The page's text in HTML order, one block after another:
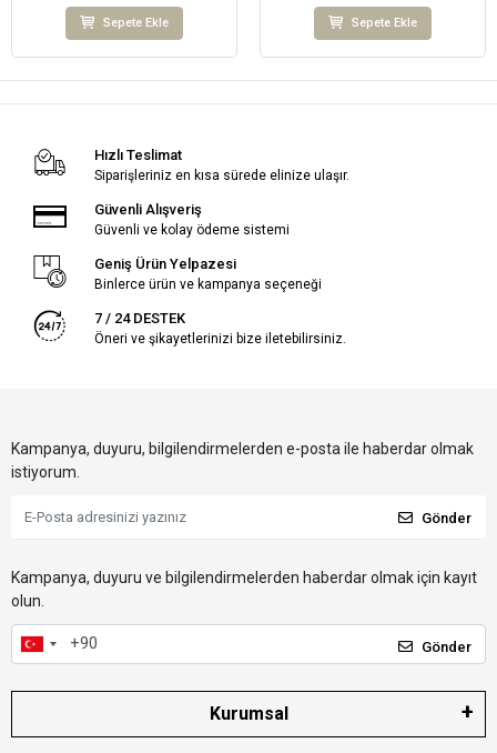
Sepete Ekle Sepete Ekle
Hızlı Teslimat
Siparişleriniz en kısa sürede elinize ulaşır.
Güvenli Alışveriş
Güvenli ve kolay ödeme sistemi
Geniş Ürün Yelpazesi
Binlerce ürün ve kampanya seçeneği
7 / 24 DESTEK
Öneri ve şikayetlerinizi bize iletebilirsiniz.
Kampanya, duyuru, bilgilendirmelerden e-posta ile haberdar olmak
istiyorum.
Gönder
Kampanya, duyuru ve bilgilendirmelerden haberdar olmak için kayıt
olun.
Gönder
Kurumsal